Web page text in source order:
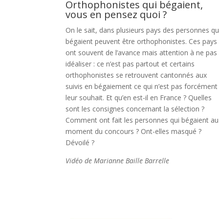
Orthophonistes qui bégaient,
vous en pensez quoi ?
On le sait, dans plusieurs pays des personnes
bégaient peuvent être orthophonistes. Ces pays
ont souvent de l’avance mais attention à ne pas
idéaliser : ce n’est pas partout et certains
orthophonistes se retrouvent cantonnés aux
suivis en bégaiement ce qui n’est pas forcément
leur souhait. Et qu’en est-il en France ? Quelles
sont les consignes concernant la sélection ?
Comment ont fait les personnes qui bégaient au
moment du concours ? Ont-elles masqué ?
Dévoilé ?
Vidéo de Marianne Baille Barrelle